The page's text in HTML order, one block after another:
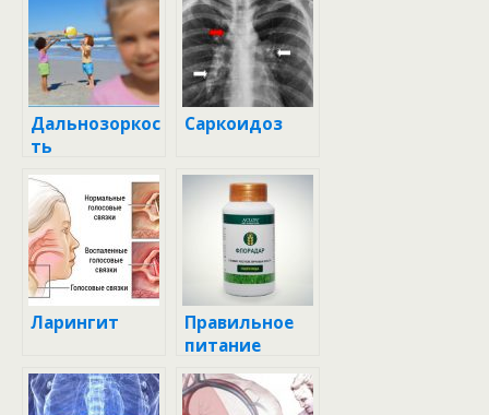
Дальнозоркос
ть
Саркоидоз
Ларингит
Правильное
питание